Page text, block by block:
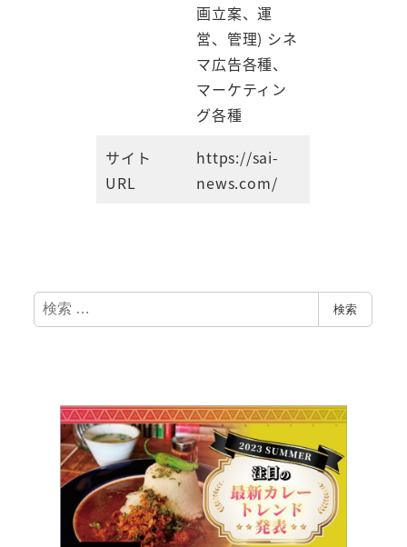
画立案、運
営、管理) シネ
マ広告各種、
マーケティン
グ各種
サイト
URL
https://sai-
news.com/
検
索
検索